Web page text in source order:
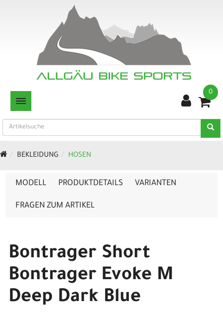
TOGGLE NAVIGATION
0
BEKLEIDUNG HOSEN
MODELL PRODUKTDETAILS VARIANTEN
FRAGEN ZUM ARTIKEL
Bontrager Short
Bontrager Evoke M
Deep Dark Blue